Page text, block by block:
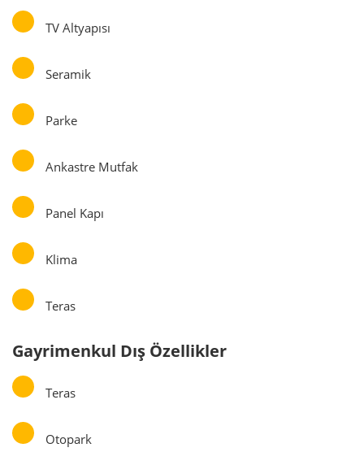
TV Altyapısı
Seramik
Parke
Ankastre Mutfak
Panel Kapı
Klima
Teras
Gayrimenkul Dış Özellikler
Teras
Otopark